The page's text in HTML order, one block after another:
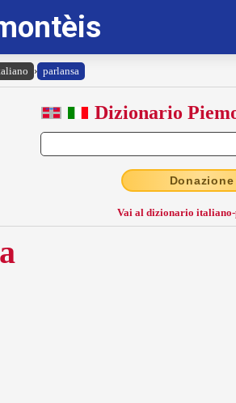
› parlansa
Dizionario
Donazione
Vai al dizionario italiano-